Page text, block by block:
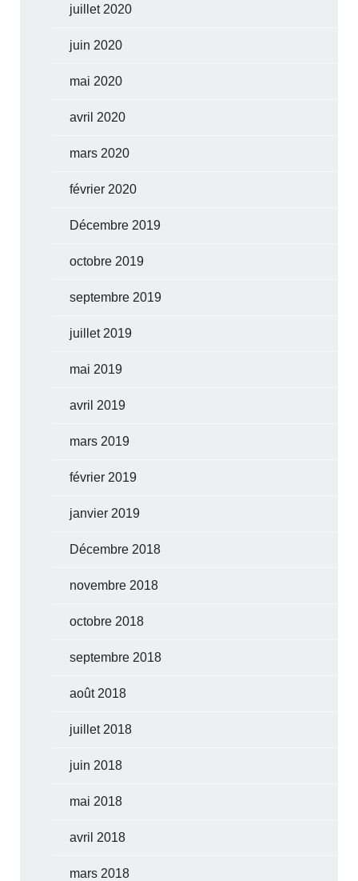
juillet 2020
juin 2020
mai 2020
avril 2020
mars 2020
février 2020
Décembre 2019
octobre 2019
septembre 2019
juillet 2019
mai 2019
avril 2019
mars 2019
février 2019
janvier 2019
Décembre 2018
novembre 2018
octobre 2018
septembre 2018
août 2018
juillet 2018
juin 2018
mai 2018
avril 2018
mars 2018